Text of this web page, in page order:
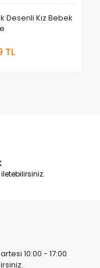
Desenli Kız Bebek
TL
10:00 - 17:00